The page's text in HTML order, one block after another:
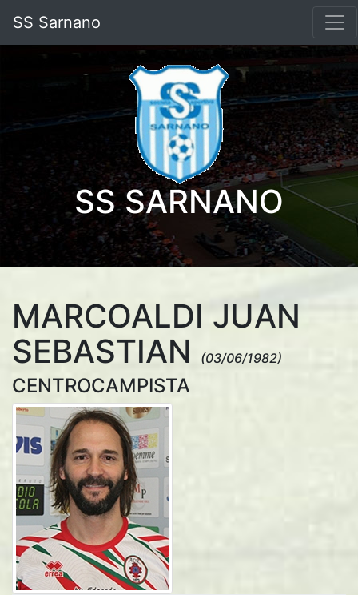
SS Sarnano
SS SARNANO
MARCOALDI JUAN
SEBASTIAN
(03/06/1982)
CENTROCAMPISTA